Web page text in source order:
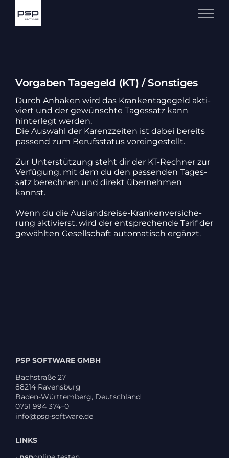
Inhalt
springen
Vorgaben Tagegeld (KT) / Sonstiges
Durch Anhaken wird das Kran­ken­ta­ge­geld akti­
viert und der gewünschte Tages­satz kann
hinter­legt werden.
Die Auswahl der Karenz­zeiten ist dabei bereits
passend zum Berufs­status vorein­ge­stellt.
Zur Unter­stüt­zung steht dir der KT-Rechner zur
Verfü­gung, mit dem du den passenden Tages­
satz berechnen und direkt über­nehmen
kannst.
Wenn du die Auslands­reise-Kran­ken­ver­si­che­
rung akti­vierst, wird der entspre­chende Tarif der
gewählten Gesell­schaft auto­ma­tisch ergänzt.
PSP SOFTWARE GMBH
Bach­straße 27
88214 Ravens­burg
Baden-Würt­tem­berg, Deutsch­land
0751 994 374–0
info@psp-software.de
LINKS